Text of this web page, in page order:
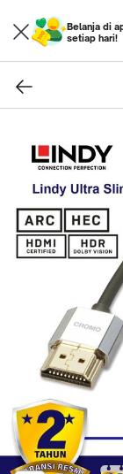
Belanja di
setiap hari!